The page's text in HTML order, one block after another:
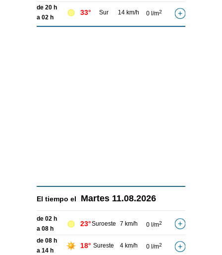
de 20 h
a 02 h
33° Sur 14 km/h 0 l/m2
El tiempo el Martes 11.08.2026
de 02 h
a 08 h
23°Suroeste 7 km/h 0 l/m2
de 08 h
a 14 h
18° Sureste 4 km/h 0 l/m2